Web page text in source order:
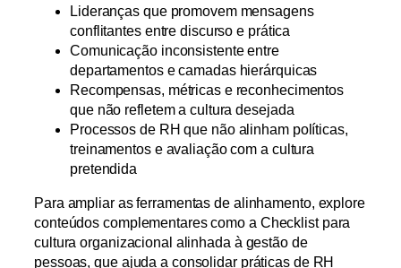
Lideranças que promovem mensagens
conflitantes entre discurso e prática
Comunicação inconsistente entre
departamentos e camadas hierárquicas
Recompensas, métricas e reconhecimentos
que não refletem a cultura desejada
Processos de RH que não alinham políticas,
treinamentos e avaliação com a cultura
pretendida
Para ampliar as ferramentas de alinhamento, explore
conteúdos complementares como a Checklist para
cultura organizacional alinhada à gestão de
pessoas, que ajuda a consolidar práticas de RH